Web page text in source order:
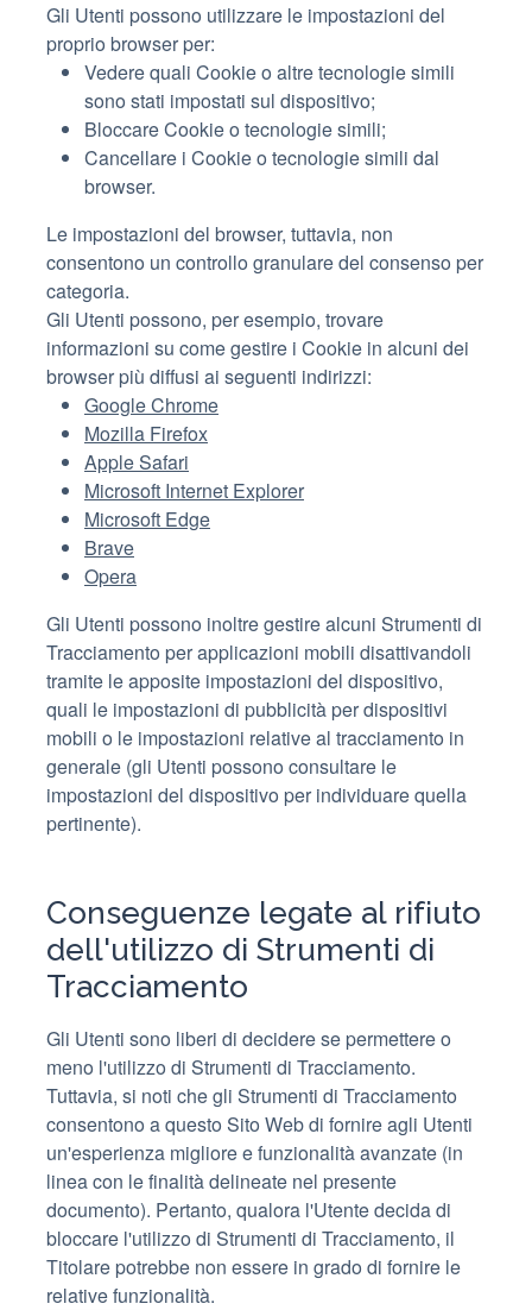
Gli Utenti possono utilizzare le impostazioni del
proprio browser per:
Vedere quali Cookie o altre tecnologie simili
sono stati impostati sul dispositivo;
Bloccare Cookie o tecnologie simili;
Cancellare i Cookie o tecnologie simili dal
browser.
Le impostazioni del browser, tuttavia, non
consentono un controllo granulare del consenso per
categoria.
Gli Utenti possono, per esempio, trovare
informazioni su come gestire i Cookie in alcuni dei
browser più diffusi ai seguenti indirizzi:
Google Chrome
Mozilla Firefox
Apple Safari
Microsoft Internet Explorer
Microsoft Edge
Brave
Opera
Gli Utenti possono inoltre gestire alcuni Strumenti di
Tracciamento per applicazioni mobili disattivandoli
tramite le apposite impostazioni del dispositivo,
quali le impostazioni di pubblicità per dispositivi
mobili o le impostazioni relative al tracciamento in
generale (gli Utenti possono consultare le
impostazioni del dispositivo per individuare quella
pertinente).
Conseguenze legate al rifiuto
dell'utilizzo di Strumenti di
Tracciamento
Gli Utenti sono liberi di decidere se permettere o
meno l'utilizzo di Strumenti di Tracciamento.
Tuttavia, si noti che gli Strumenti di Tracciamento
consentono a questo Sito Web di fornire agli Utenti
un'esperienza migliore e funzionalità avanzate (in
linea con le finalità delineate nel presente
documento). Pertanto, qualora l'Utente decida di
bloccare l'utilizzo di Strumenti di Tracciamento, il
Titolare potrebbe non essere in grado di fornire le
relative funzionalità.